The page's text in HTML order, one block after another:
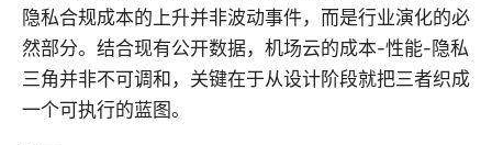
隐私合规成本的上升并非波动事件，而是行业演化的必
然部分。结合现有公开数据，机场云的成本-性能-隐私
三角并非不可调和，关键在于从设计阶段就把三者织成
一个可执行的蓝图。